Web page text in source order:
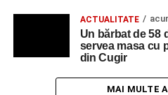
ACTUALITATE
Un bărbat de 58
servea masa cu
din Cugir
MAI MULTE